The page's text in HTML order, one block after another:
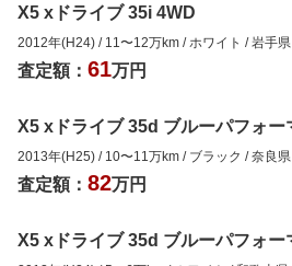
X5 xドライブ 35i 4WD
2012年(H24) / 11 〜12万km / ホワイト /岩手県
査定額： 61万円
X5 xドライブ 35d ブルーパフォー
2013年(H25) / 10〜11 万km / ブラック /奈良県
査定額： 82万円
X5 xドライブ 35d ブルーパフォー